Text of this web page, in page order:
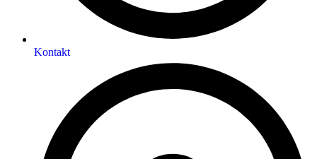
Kontakt